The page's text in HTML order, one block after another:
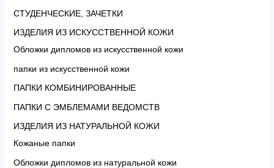
СТУДЕНЧЕСКИЕ, ЗАЧЕТКИ
ИЗДЕЛИЯ ИЗ ИСКУССТВЕННОЙ КОЖИ
Обложки дипломов из искусственной кожи
папки из искусственной кожи
ПАПКИ КОМБИНИРОВАННЫЕ
ПАПКИ С ЭМБЛЕМАМИ ВЕДОМСТВ
ИЗДЕЛИЯ ИЗ НАТУРАЛЬНОЙ КОЖИ
Кожаные папки
Обложки дипломов из натуральной кожи